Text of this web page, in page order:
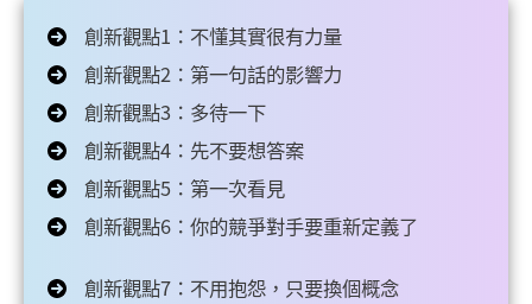
創新觀點1：不懂其實很有力量
創新觀點2：第一句話的影響力
創新觀點3：多待一下
創新觀點4：先不要想答案
創新觀點5：第一次看見
創新觀點6：你的競爭對手要重新定義了
創新觀點7：不用抱怨，只要換個概念